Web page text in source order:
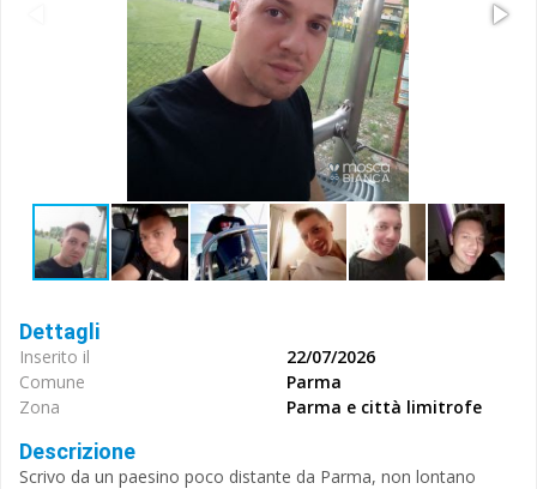
Dettagli
Inserito il
22/07/2026
Comune
Parma
Zona
Parma e città limitrofe
Descrizione
Scrivo da un paesino poco distante da Parma, non lontano